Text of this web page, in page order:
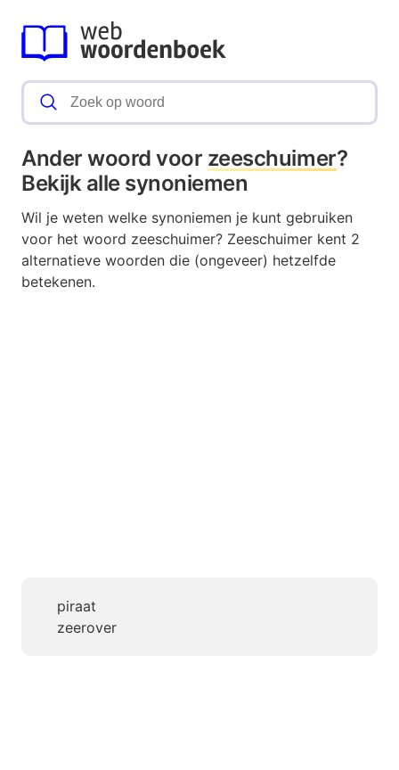
Ander woord voor zeeschuimer?
Bekijk alle synoniemen
Wil je weten welke synoniemen je kunt gebruiken
voor het woord zeeschuimer? Zeeschuimer kent 2
alternatieve woorden die (ongeveer) hetzelfde
betekenen.
piraat
zeerover